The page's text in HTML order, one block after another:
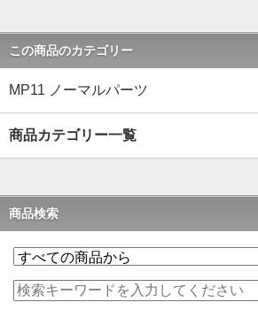
この商品のカテゴリー
MP11 ノーマルパーツ
商品カテゴリー一覧
商品検索